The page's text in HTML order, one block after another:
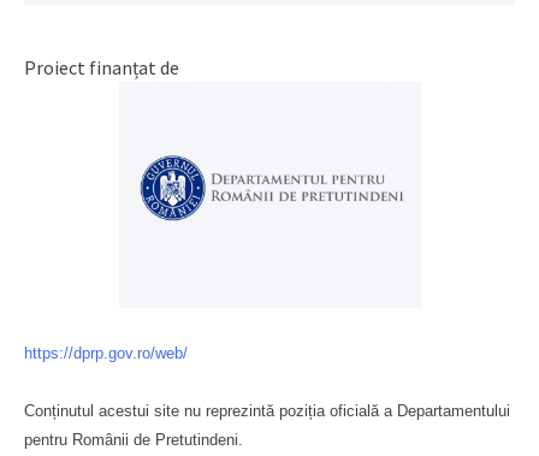
Proiect finanțat de
https://dprp.gov.ro/web/
Conținutul acestui site nu reprezintă poziția oficială a Departamentului
pentru Românii de Pretutindeni.